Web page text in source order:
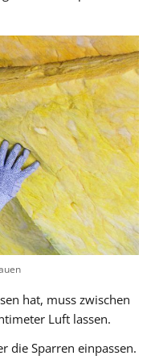
hat, muss zwischen
Luft lassen.
die Sparren einpassen.